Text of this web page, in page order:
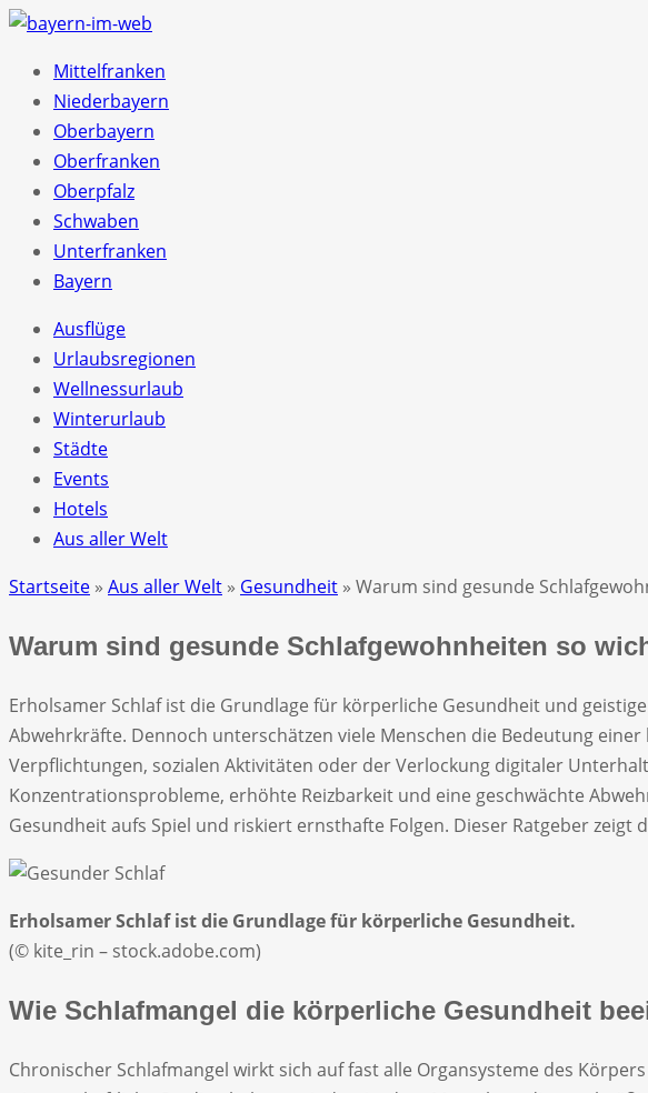
Mittelfranken
Niederbayern
Oberbayern
Oberfranken
Oberpfalz
Schwaben
Unterfranken
Bayern
Ausflüge
Urlaubsregionen
Wellnessurlaub
Winterurlaub
Städte
Events
Hotels
Aus aller Welt
Startseite » Aus aller Welt » Gesundheit » Warum sind gesunde
Warum sind gesunde Schlafgewohnheiten so
Erholsamer Schlaf ist die Grundlage für körperliche Gesundheit und
Abwehrkräfte. Dennoch unterschätzen viele Menschen die Bedeutung
Verpflichtungen, sozialen Aktivitäten oder der Verlockung digitaler
Konzentrationsprobleme, erhöhte Reizbarkeit und eine geschwächte
Gesundheit aufs Spiel und riskiert ernsthafte Folgen. Dieser Ratgeber
Erholsamer Schlaf ist die Grundlage für körperliche Gesundheit.
(© kite_rin – stock.adobe.com)
Wie Schlafmangel die körperliche Gesundheit
Chronischer Schlafmangel wirkt sich auf fast alle Organsysteme des